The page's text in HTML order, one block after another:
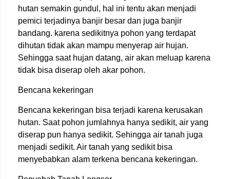
hutan semakin gundul, hal ini tentu akan menjadi
pemici terjadinya banjir besar dan juga banjir
bandang. karena sedikitnya pohon yang terdapat
dihutan tidak akan mampu menyerap air hujan.
Sehingga saat hujan datang, air akan meluap karena
tidak bisa diserap oleh akar pohon.
Bencana kekeringan
Bencana kekeringan bisa terjadi karena kerusakan
hutan. Saat pohon jumlahnya hanya sedikit, air yang
diserap pun hanya sedikit. Sehingga air tanah juga
menjadi sedikit. Air tanah yang sedikit bisa
menyebabkan alam terkena bencana kekeringan.